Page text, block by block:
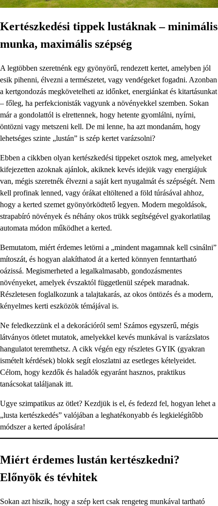
Kertészkedési tippek lustáknak – minimális
munka, maximális szépség
A legtöbben szeretnénk egy gyönyörű, rendezett kertet, amelyben jól
esik pihenni, élvezni a természetet, vagy vendégeket fogadni. Azonban
a kertgondozás megkövetelheti az időnket, energiánkat és kitartásunkat
– főleg, ha perfekcionisták vagyunk a növényekkel szemben. Sokan
már a gondolattól is elrettennek, hogy hetente gyomlálni, nyírni,
öntözni vagy metszeni kell. De mi lenne, ha azt mondanám, hogy
lehetséges szinte „lustán” is szép kertet varázsolni?
Ebben a cikkben olyan kertészkedési tippeket osztok meg, amelyeket
kifejezetten azoknak ajánlok, akiknek kevés idejük vagy energiájuk
van, mégis szeretnék élvezni a saját kert nyugalmát és szépségét. Nem
kell profinak lenned, vagy órákat eltöltened a föld túrásával ahhoz,
hogy a kerted szemet gyönyörködtető legyen. Modern megoldások,
strapabíró növények és néhány okos trükk segítségével gyakorlatilag
automata módon működhet a kerted.
Bemutatom, miért érdemes letörni a „mindent magamnak kell csinálni”
mítoszát, és hogyan alakíthatod át a kerted könnyen fenntartható
oázissá. Megismerheted a legalkalmasabb, gondozásmentes
növényeket, amelyek évszaktól függetlenül szépek maradnak.
Részletesen foglalkozunk a talajtakarás, az okos öntözés és a modern,
kényelmes kerti eszközök témájával is.
Ne feledkezzünk el a dekorációról sem! Számos egyszerű, mégis
látványos ötletet mutatok, amelyekkel kevés munkával is varázslatos
hangulatot teremthetsz. A cikk végén egy részletes GYIK (gyakran
ismételt kérdések) blokk segít eloszlatni az esetleges kételyeidet.
Célom, hogy kezdők és haladók egyaránt hasznos, praktikus
tanácsokat találjanak itt.
Ugye szimpatikus az ötlet? Kezdjük is el, és fedezd fel, hogyan lehet a
„lusta kertészkedés” valójában a leghatékonyabb és legkielégítőbb
módszer a kerted ápolására!
Miért érdemes lustán kertészkedni?
Előnyök és tévhitek
Sokan azt hiszik, hogy a szép kert csak rengeteg munkával tartható